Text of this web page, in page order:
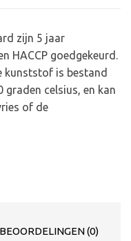
zijn 5 jaar
HACCP goedgekeurd.
kunststof is bestand
celsius, en kan
of de
BEOORDELINGEN (0)